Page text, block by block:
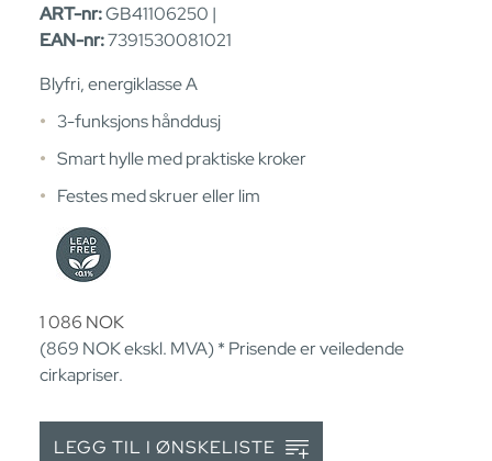
ART-nr:GB41106250 |
EAN-nr:7391530081021
Blyfri, energiklasse A
3-funksjons hånddusj
Smart hylle med praktiske kroker
Festes med skruer eller lim
1 086 NOK
(869 NOKekskl. MVA) * Prisende er veiledende
cirkapriser.
LEGG TIL I ØNSKELISTE